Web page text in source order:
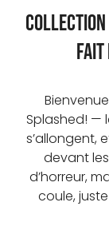
Collection
fait
Splashed! —
s’allongent,
devant
d’horreur,
coule,